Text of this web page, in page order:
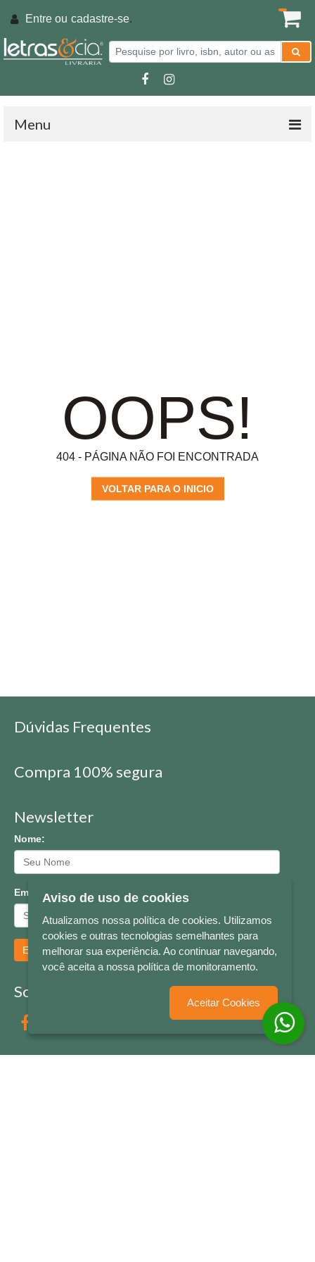
Entre ou cadastre-se.
Menu
OOPS!
404 - PÁGINA NÃO FOI ENCONTRADA
VOLTAR PARA O INICIO
Dúvidas Frequentes
Compra 100% segura
Newsletter
Nome:
Email:
Enviar
Socialize conosco
Aviso de uso de cookies
Atualizamos nossa política de cookies. Utilizamos
cookies e outras tecnologias semelhantes para
melhorar sua experiência. Ao continuar navegando,
você aceita a nossa política de monitoramento.
Aceitar Cookies